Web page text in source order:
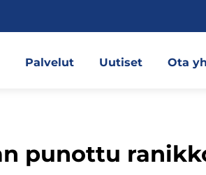
Palvelut Uutiset Ota
punottu